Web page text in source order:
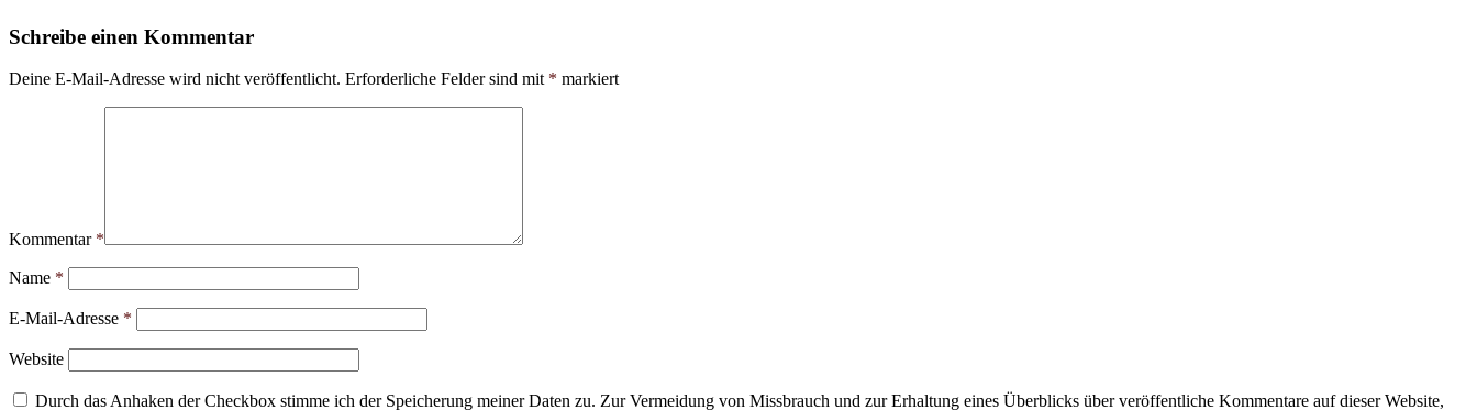
Schreibe einen Kommentar
Deine E-Mail-Adresse wird nicht veröffentlicht. Erforderliche Felder sind mit * markiert
Kommentar *
Name *
E-Mail-Adresse *
Website
Durch das Anhaken der Checkbox stimme ich der Speicherung meiner Daten zu. Zur Vermeidung von Missbrauch und zur Erhaltung eines Überblicks über veröffentliche Kommentare auf dieser Website,